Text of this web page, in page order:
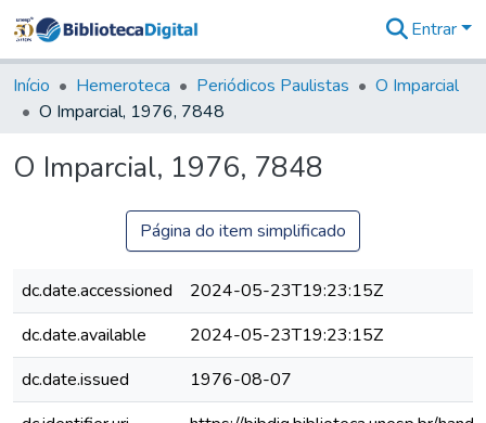
&
Coleções
Tudo na
Digital
Entrar
Início Hemeroteca Periódicos Paulistas
O Imparcial
O Imparcial, 1976, 7848
O Imparcial, 1976, 7848
Página do item simplificado
dc.date.accessioned
2024-05-23T19:23:15Z
dc.date.available
2024-05-23T19:23:15Z
dc.date.issued
1976-08-07